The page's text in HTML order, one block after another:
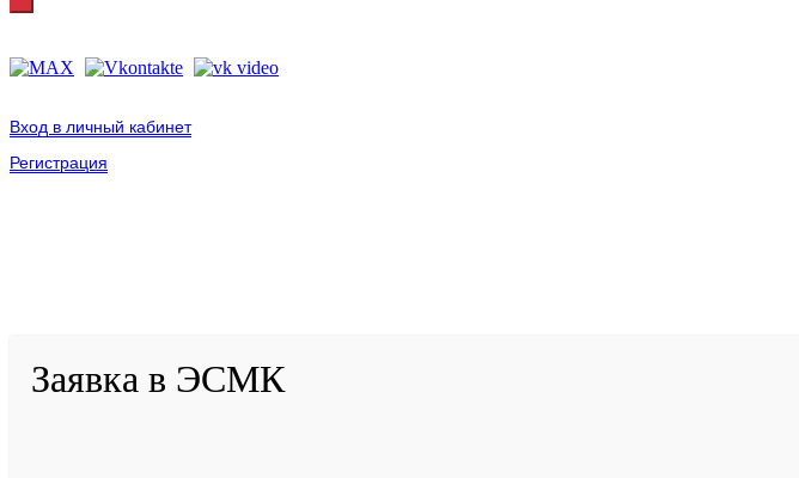
Вход в личный кабинет
Регистрация
Заявка в ЭСМК